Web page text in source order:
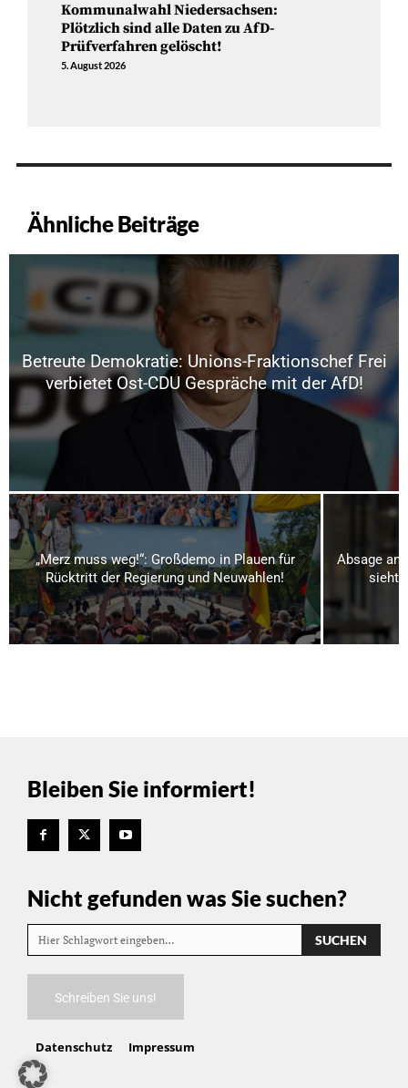
Kommunalwahl Niedersachsen:
Plötzlich sind alle Daten zu AfD-
Prüfverfahren gelöscht!
5. August 2026
Ähnliche Beiträge
Betreute Demokratie: Unions-Fraktionschef Frei
verbietet Ost-CDU Gespräche mit der AfD!
„Merz muss weg!“: Großdemo in Plauen für
Rücktritt der Regierung und Neuwahlen!
Absage an
sieht
Bleiben Sie informiert!
Nicht gefunden was Sie suchen?
Hier Schlagwort eingeben… SUCHEN
Schreiben Sie uns!
Datenschutz Impressum